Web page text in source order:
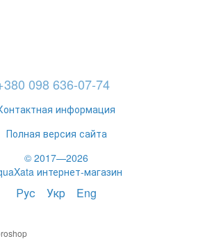
098 636-07-74
информация
Полная версия сайта
© 2017—2026
интернет-магазин
Рус Укр Eng